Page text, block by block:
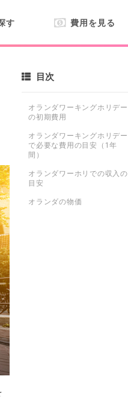
す 費用を見る
目次
オランダワーキングホリデー
の初期費用
オランダワーキングホリデー
で必要な費用の目安（1年
間）
オランダワーホリでの収入の
目安
オランダの物価